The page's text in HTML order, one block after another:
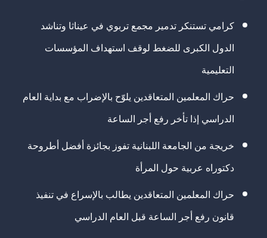
كرامي تستنكر تدمير مجمع تربوي في عيناثا وتناشد
الدول الكبرى للضغط لوقف استهداف المؤسسات
التعليمية
حراك المعلمين المتعاقدين يلوّح بالإضراب مع بداية العام
الدراسي إذا تأخر رفع أجر الساعة
خريجة من الجامعة اللبنانية تفوز بجائزة أفضل أطروحة
دكتوراه عربية حول المرأة
حراك المعلمين المتعاقدين يطالب بالإسراع في تنفيذ
قانون رفع أجر الساعة قبل العام الدراسي